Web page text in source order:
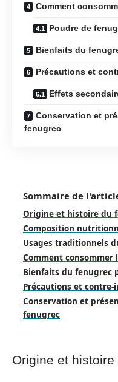
Comment
Poudre de
Bienfaits du
Précautions et
Effets
Conservation et
fenugrec
Sommaire de
Origine et histoire du
Composition
Usages traditionnels
Comment
Bienfaits du fenugrec
Précautions et contre-
Conservation et
fenugrec
Origine et